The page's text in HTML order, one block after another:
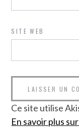
SITE WEB
Ce site utilise
En savoir plus